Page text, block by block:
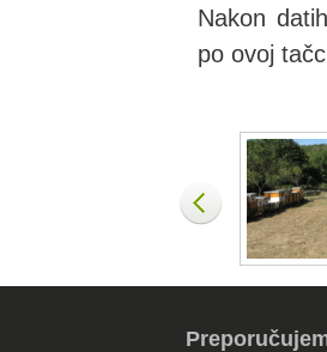
Nakon
po ovoj